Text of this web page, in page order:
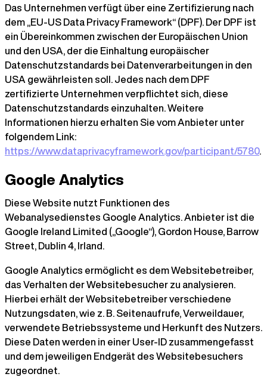
Das Unternehmen verfügt über eine Zertifizierung nach
dem „EU-US Data Privacy Framework“ (DPF). Der DPF ist
ein Übereinkommen zwischen der Europäischen Union
und den USA, der die Einhaltung europäischer
Datenschutzstandards bei Datenverarbeitungen in den
USA gewährleisten soll. Jedes nach dem DPF
zertifizierte Unternehmen verpflichtet sich, diese
Datenschutzstandards einzuhalten. Weitere
Informationen hierzu erhalten Sie vom Anbieter unter
folgendem Link:
https://www.dataprivacyframework.gov/participant/5780.
Google Analytics
Diese Website nutzt Funktionen des
Webanalysedienstes Google Analytics. Anbieter ist die
Google Ireland Limited („Google“), Gordon House, Barrow
Street, Dublin 4, Irland.
Google Analytics ermöglicht es dem Websitebetreiber,
das Verhalten der Websitebesucher zu analysieren.
Hierbei erhält der Websitebetreiber verschiedene
Nutzungsdaten, wie z. B. Seitenaufrufe, Verweildauer,
verwendete Betriebssysteme und Herkunft des Nutzers.
Diese Daten werden in einer User-ID zusammengefasst
und dem jeweiligen Endgerät des Websitebesuchers
zugeordnet.